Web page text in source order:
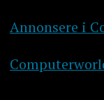
Annonsere i